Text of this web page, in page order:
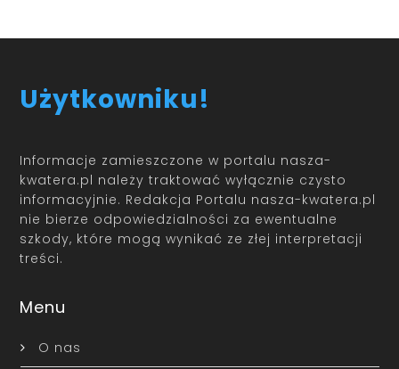
Użytkowniku!
Informacje zamieszczone w portalu nasza-
kwatera.pl należy traktować wyłącznie czysto
informacyjnie. Redakcja Portalu nasza-kwatera.pl
nie bierze odpowiedzialności za ewentualne
szkody, które mogą wynikać ze złej interpretacji
treści.
Menu
O nas